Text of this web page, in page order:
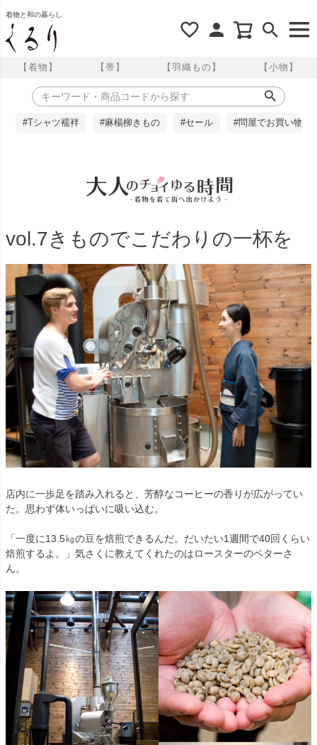
着物と和の暮らし
【着物】 【帯】 【羽織もの】 【小物】
#Tシャツ襦袢 #麻楊柳きもの #セール #問屋でお買い物
vol.7きものでこだわりの一杯を
店内に一歩足を踏み入れると、芳醇なコーヒーの香りが広がってい
た。思わず体いっぱいに吸い込む。
「一度に13.5㎏の豆を焙煎できるんだ。だいたい1週間で40回くらい
焙煎するよ。」気さくに教えてくれたのはロースターのペターさ
ん。